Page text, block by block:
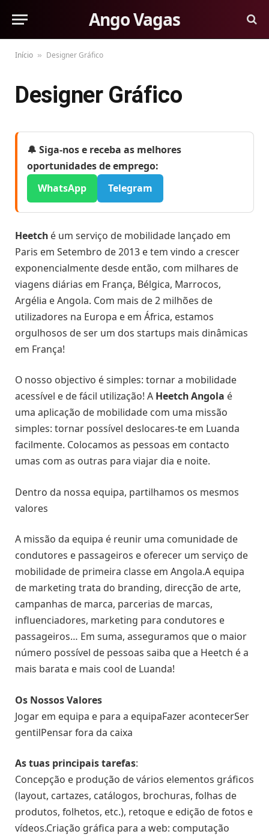
Ango Vagas
Início » Designer Gráfico
Designer Gráfico
🔔 Siga-nos e receba as melhores
oportunidades de emprego:
WhatsApp
Telegram
Heetch é um serviço de mobilidade lançado em
Paris em Setembro de 2013 e tem vindo a crescer
exponencialmente desde então, com milhares de
viagens diárias em França, Bélgica, Marrocos,
Argélia e Angola. Com mais de 2 milhões de
utilizadores na Europa e em África, estamos
orgulhosos de ser um dos startups mais dinâmicas
em França!
O nosso objectivo é simples: tornar a mobilidade
acessível e de fácil utilização! A Heetch Angola é
uma aplicação de mobilidade com uma missão
simples: tornar possível deslocares-te em Luanda
facilmente. Colocamos as pessoas em contacto
umas com as outras para viajar dia e noite.
Dentro da nossa equipa, partilhamos os mesmos
valores
A missão da equipa é reunir uma comunidade de
condutores e passageiros e oferecer um serviço de
mobilidade de primeira classe em Angola.A equipa
de marketing trata do branding, direcção de arte,
campanhas de marca, parcerias de marcas,
influenciadores, marketing para condutores e
passageiros… Em suma, asseguramos que o maior
número possível de pessoas saiba que a Heetch é a
mais barata e mais cool de Luanda!
Os Nossos Valores
Jogar em equipa e para a equipaFazer acontecerSer
gentilPensar fora da caixa
As tuas principais tarefas:
Concepção e produção de vários elementos gráficos
(layout, cartazes, catálogos, brochuras, folhas de
produtos, folhetos, etc.), retoque e edição de fotos e
vídeos.Criação gráfica para a web: computação